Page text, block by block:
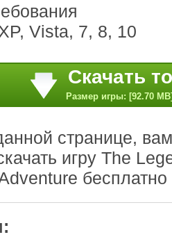
Vista, 7, 8, 10
Скачать
Размер игры: [92.70
странице,
игру The
бесплатно